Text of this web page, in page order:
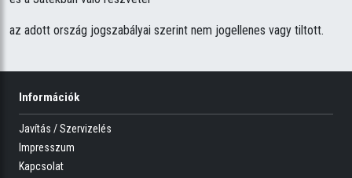
az adott ország jogszabályai szerint nem jogellenes vagy tiltott.
Információk
Javítás / Szervizelés
Impresszum
Kapcsolat